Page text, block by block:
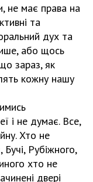
не має права на
та
дух та
або щось
зараз, як
кожну нашу
і не думає. Все,
Хто не
Бучі, Рубіжного,
хто не
двері